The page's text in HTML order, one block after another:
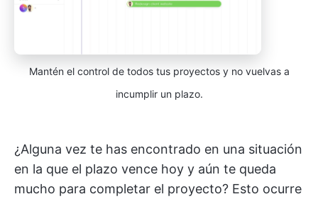
Mantén el control de todos tus proyectos y no vuelvas a
incumplir un plazo.
¿Alguna vez te has encontrado en una situación
en la que el plazo vence hoy y aún te queda
mucho para completar el proyecto? Esto ocurre